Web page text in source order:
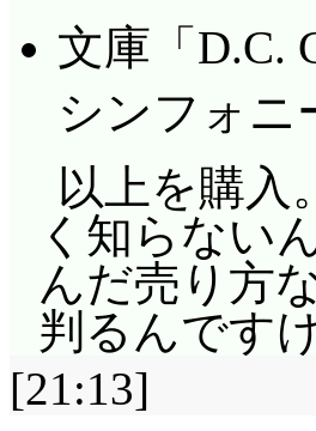
文庫「D.C.
シンフォニ
以上を購
く知らない
んだ売り方
判るんです
[21:13]